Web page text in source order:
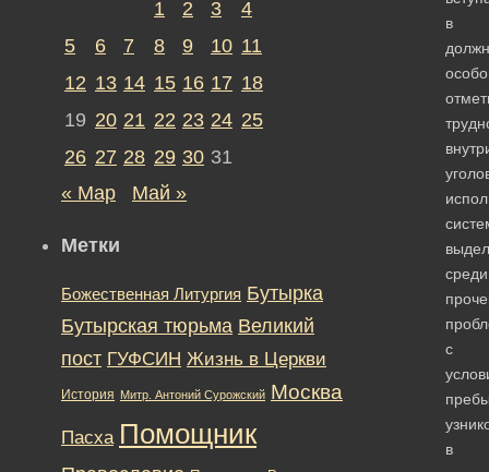
в
особо
среди
с
в
1
2 3
4
5
6 7 8 9 10 11
12 13 14 15 16 17 18
19 20 21 22 23 24 25
26 27 28 29 30 31
« Мар
Май »
Метки
Божественная Литургия Бутырка
Бутырская тюрьма Великий
пост ГУФСИН Жизнь в Церкви
История Митр. Антоний Сурожский Москва
Пасха Помощник